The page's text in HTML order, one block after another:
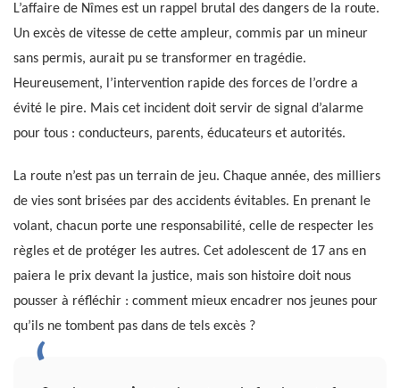
L’affaire de Nîmes est un rappel brutal des dangers de la route.
Un excès de vitesse de cette ampleur, commis par un mineur
sans permis, aurait pu se transformer en tragédie.
Heureusement, l’intervention rapide des forces de l’ordre a
évité le pire. Mais cet incident doit servir de signal d’alarme
pour tous : conducteurs, parents, éducateurs et autorités.
La route n’est pas un terrain de jeu. Chaque année, des milliers
de vies sont brisées par des accidents évitables. En prenant le
volant, chacun porte une responsabilité, celle de respecter les
règles et de protéger les autres. Cet adolescent de 17 ans en
paiera le prix devant la justice, mais son histoire doit nous
pousser à réfléchir : comment mieux encadrer nos jeunes pour
qu’ils ne tombent pas dans de tels excès ?